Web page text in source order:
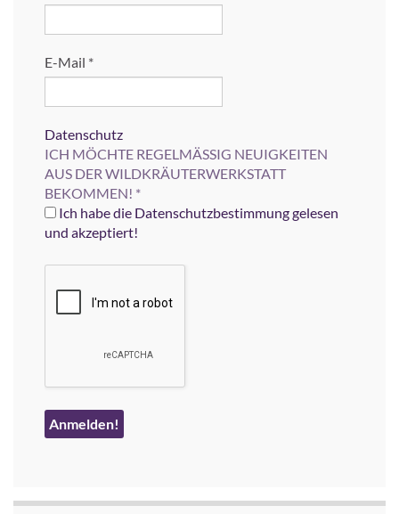
E-Mail *
Datenschutz
ICH MÖCHTE REGELMÄSSIG NEUIGKEITEN
AUS DER WILDKRÄUTERWERKSTATT
BEKOMMEN! *
Ich habe die Datenschutzbestimmung gelesen
und akzeptiert!